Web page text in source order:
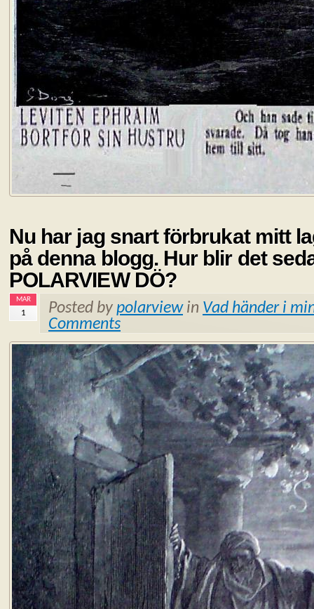
Nu har jag snart förbrukat mitt
på denna blogg. Hur blir det
POLARVIEW DÖ?
MAR
1 Posted by polarviewin Vad händer i
Comments